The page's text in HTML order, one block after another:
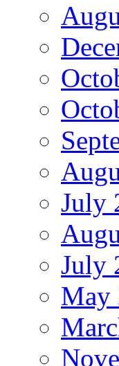
July
July
May